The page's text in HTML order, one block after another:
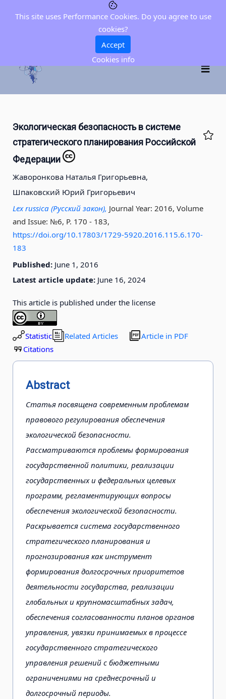
Экологическая безопасность в системе
стратегического планирования Российской
Федерации
Жаворонкова Наталья Григорьевна,
Шпаковский Юрий Григорьевич
Lex russica (Русский закон), Journal Year: 2016, Volume
and Issue: №6, P. 170 - 183,
https://doi.org/10.17803/1729-5920.2016.115.6.170-
183
Published: June 1, 2016
Latest article update: June 16, 2024
This article is published under the license
Statistic Related Articles
Article in PDF
Citations
Abstract
Статья посвящена современным проблемам
правового регулирования обеспечения
экологической безопасности.
Рассматриваются проблемы формирования
государственной политики, реализации
государственных и федеральных целевых
программ, регламентирующих вопросы
обеспечения экологической безопасности.
Раскрывается система государственного
стратегического планирования и
прогнозирования как инструмент
формирования долгосрочных приоритетов
деятельности государства, реализации
глобальных и крупномасштабных задач,
обеспечения согласованности планов органов
управления, увязки принимаемых в процессе
государственного стратегического
управления решений с бюджетными
ограничениями на среднесрочный и
долгосрочный периоды.
This site uses Performance Cookies. Do you agree to use
cookies?
Accept
Cookies info